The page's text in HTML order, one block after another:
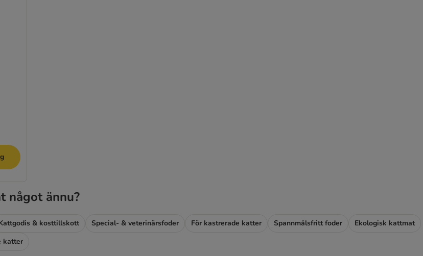
något ännu?
& kosttillskott Special- & veterinärsfoder För kastrerade katter Spannmålsfritt foder
Ekologisk kattmat
katter